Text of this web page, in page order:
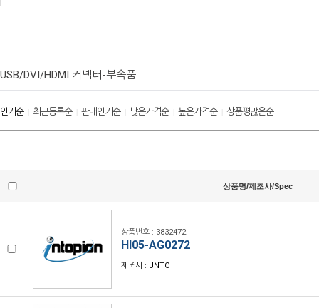
USB/DVI/HDMI 커넥터-부속품
인기순| 최근등록순| 판매인기순| 낮은가격순| 높은가격순| 상품평많은순
상품명/제조사/Spec
상품번호 : 3832472
HI05-AG0272
제조사 : JNTC